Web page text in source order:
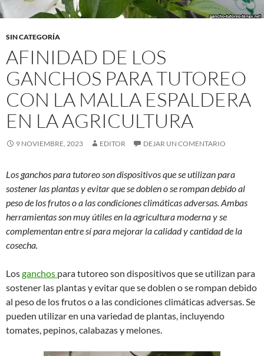
SIN CATEGORÍA
AFINIDAD DE LOS
GANCHOS PARA TUTOREO
CON LA MALLA ESPALDERA
EN LA AGRICULTURA
9 NOVIEMBRE, 2023 EDITOR DEJAR UN COMENTARIO
Los ganchos para tutoreo son dispositivos que se utilizan para
sostener las plantas y evitar que se doblen o se rompan debido al
peso de los frutos o a las condiciones climáticas adversas. Ambas
herramientas son muy útiles en la agricultura moderna y se
complementan entre sí para mejorar la calidad y cantidad de la
cosecha.
Losganchos para tutoreo son dispositivos que se utilizan para
sostener las plantas y evitar que se doblen o se rompan debido
al peso de los frutos o a las condiciones climáticas adversas. Se
pueden utilizar en una variedad de plantas, incluyendo
tomates, pepinos, calabazas y melones.